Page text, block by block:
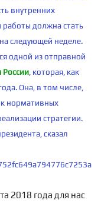
внутренних
должна стать
следующей неделе.
одной из отправной
России , которая, как
Она, в том числе,
нормативных
стратегии.
сказал
2018 года для нас